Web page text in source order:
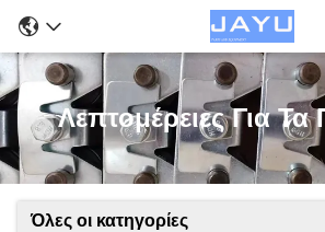
Λεπτομέρειες Για Τα
Όλες οι κατηγορίες